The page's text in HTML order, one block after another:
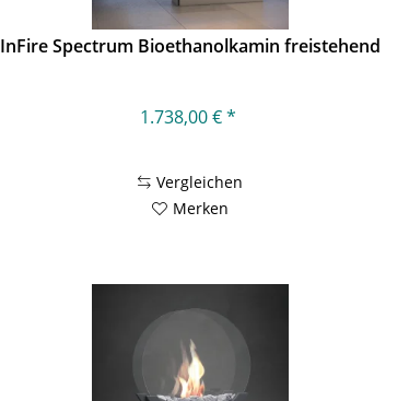
InFire Spectrum Bioethanolkamin freistehend
1.738,00 € *
Vergleichen
Merken